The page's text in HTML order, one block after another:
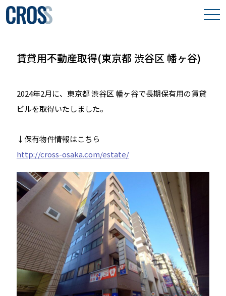
保有物件
賃貸用不動産取得(東京都 渋谷区 幡ヶ谷)
2024年2月に、東京都 渋谷区 幡ヶ谷で長期保有用の賃貸
ビルを取得いたしました。
↓保有物件情報はこちら
http://cross-osaka.com/estate/